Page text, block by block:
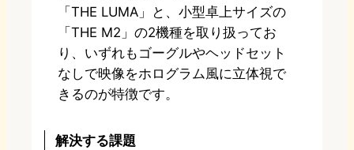
「THE LUMA」と、小型卓上サイズの
「THE M2」の2機種を取り扱ってお
り、いずれもゴーグルやヘッドセット
なしで映像をホログラム風に立体視で
きるのが特徴です。
解決する課題